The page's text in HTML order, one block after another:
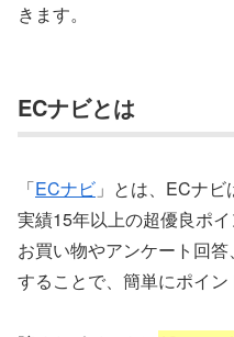
きます。
ECナビとは
「ECナビ 」とは、ECナ
実績15年以上の超優良ポイ
お買い物やアンケート回
することで、簡単にポイン